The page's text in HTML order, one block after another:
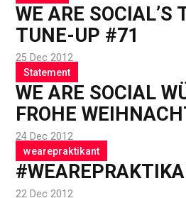
WE ARE SOCIAL’S
TUNE-UP #71
25 Dec 2012
Statement
WE ARE SOCIAL
FROHE
24 Dec 2012
wearepraktikant
22 Dec 2012